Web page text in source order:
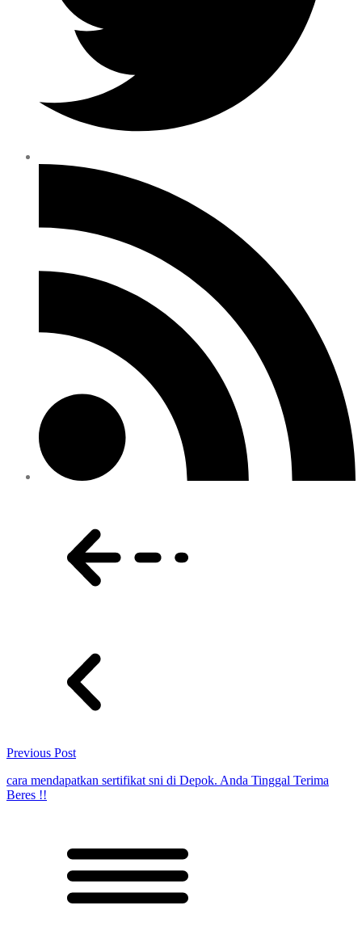
Previous Post
cara mendapatkan sertifikat sni di Depok. Anda Tinggal Terima
Beres !!